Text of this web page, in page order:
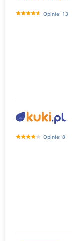
Opinie: 13
Opinie: 8